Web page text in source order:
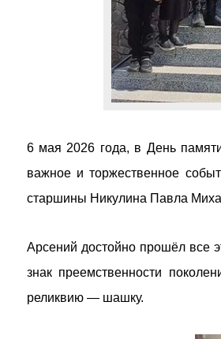
6 мая 2026 года, в День
важное и торжественное
старшины Никулина Павла
Арсений достойно прошёл все
знак преемственности
реликвию — шашку.